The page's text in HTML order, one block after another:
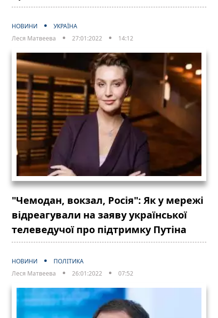
НОВИНИ
УКРАЇНА
Леся Матвеева
27:01:2022 14:12
"Чемодан, вокзал, Росія": Як у мережі
відреагували на заяву української
телеведучої про підтримку Путіна
НОВИНИ
ПОЛІТИКА
Леся Матвеева
26:01:2022 07:52